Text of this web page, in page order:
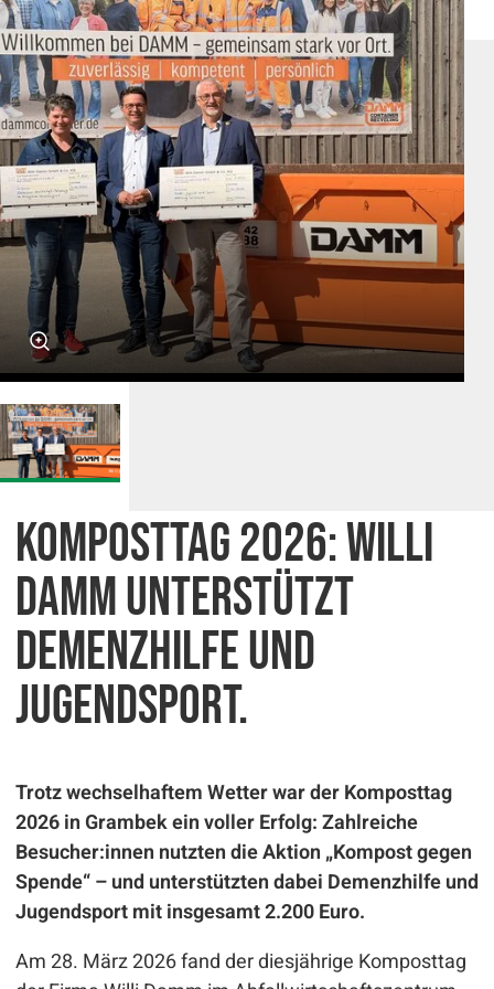
Komposttag 2026: Willi
Damm unterstützt
Demenzhilfe und
Jugendsport.
Trotz wechselhaftem Wetter war der Komposttag
2026 in Grambek ein voller Erfolg: Zahlreiche
Besucher:innen nutzten die Aktion „Kompost gegen
Spende“ – und unterstützten dabei Demenzhilfe und
Jugendsport mit insgesamt 2.200 Euro.
Am 28. März 2026 fand der diesjährige Komposttag